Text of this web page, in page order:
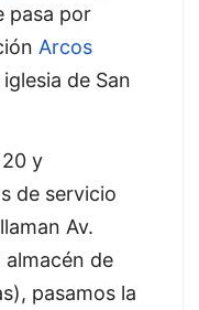
pasa por
Arcos
de San
y
de servicio
Av.
almacén de
pasamos la